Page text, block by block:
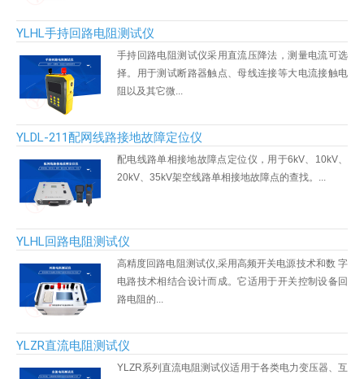
YLHL手持回路电阻测试仪
手持回路电阻测试仪采用直流压降法，测量电流可选
择。用于测试断路器触点、母线连接等大电流接触电
阻以及其它微...
YLDL-211配网线路接地故障定位仪
配电线路单相接地故障点定位仪，用于6kV、10kV、
20kV、35kV架空线路单相接地故障点的查找。...
YLHL回路电阻测试仪
高精度回路电阻测试仪,采用高频开关电源技术和数 字
电路技术相结合设计而成。它适用于开关控制设备回
路电阻的...
YLZR直流电阻测试仪
YLZR系列直流电阻测试仪适用于各类电力变压器、互